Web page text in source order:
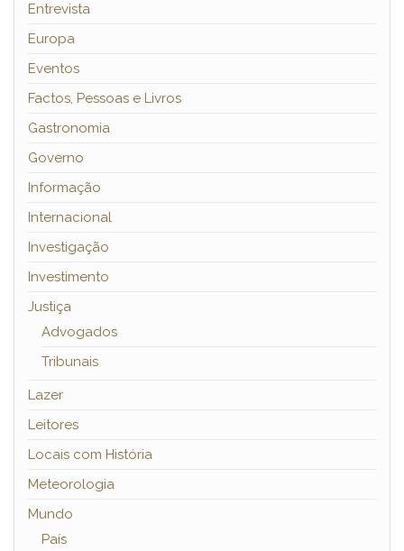
Entrevista
Europa
Eventos
Factos, Pessoas e Livros
Gastronomia
Governo
Informação
Internacional
Investigação
Investimento
Justiça
Advogados
Tribunais
Lazer
Leitores
Locais com História
Meteorologia
Mundo
País